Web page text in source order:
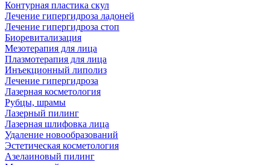
Контурная пластика скул
Лечение гипергидроза ладоней
Лечение гипергидроза стоп
Биоревитализация
Мезотерапия для лица
Плазмотерапия для лица
Инъекционный липолиз
Лечение гипергидроза
Лазерная косметология
Рубцы, шрамы
Лазерный пилинг
Лазерная шлифовка лица
Удаление новообразований
Эстетическая косметология
Азелаиновый пилинг